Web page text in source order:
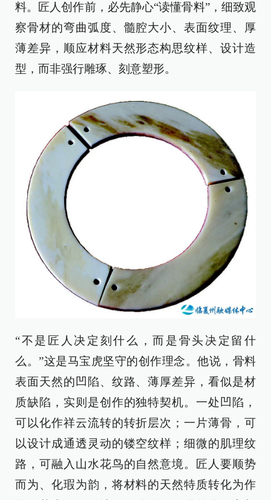
料。匠人创作前，必先静心“读懂骨料”，细致观
察骨材的弯曲弧度、髓腔大小、表面纹理、厚
薄差异，顺应材料天然形态构思纹样、设计造
型，而非强行雕琢、刻意塑形。
“不是匠人决定刻什么，而是骨头决定留什
么。”这是马宝虎坚守的创作理念。他说，骨料
表面天然的凹陷、纹路、薄厚差异，看似是材
质缺陷，实则是创作的独特契机。一处凹陷，
可以化作祥云流转的转折层次；一片薄骨，可
以设计成通透灵动的镂空纹样；细微的肌理纹
路，可融入山水花鸟的自然意境。匠人要顺势
而为、化瑕为韵，将材料的天然特质转化为作